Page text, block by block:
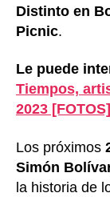
Distinto en
Picnic.
Le puede
Tiempos,
2023 [FOTOS]
Los próximos
Simón
la historia de